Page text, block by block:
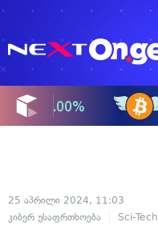
25 აპრილი 2024, 11:03
კიბერ უსაფრთხოება
Sci-Tech